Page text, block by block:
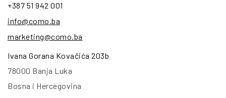
+387 51 942 001
info@como.ba
marketing@como.ba
Ivana Gorana Kovačića 203b
78000 Banja Luka
Bosna i Hercegovina